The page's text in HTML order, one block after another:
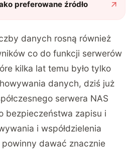
preferowane źródło
danych rosną również
co do funkcji serwerów
kilka lat temu było tylko
danych, dziś już
serwera NAS
bezpieczeństwa zapisu i
i współdzielenia
dawać znacznie